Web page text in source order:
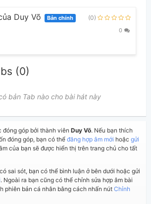
Duy Võ Bản chính (0)
0
(0)
bản Tab nào cho bài hát này
đóng góp bởi thành viên Duy Võ. Nếu bạn thích
đóng góp, bạn có thể đăng hợp âm mới hoặc gửi
của bạn sẽ được hiển thị trên trang chủ cho tất
sai sót, bạn có thể bình luận ở bên dưới hoặc gửi
. Ngoài ra bạn cũng có thể chỉnh sửa hợp âm bài
phiên bản cá nhân bằng cách nhấn nút Chỉnh